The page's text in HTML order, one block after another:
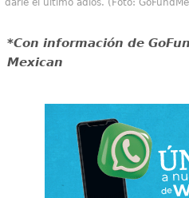
darle el último adiós. (Foto:
*Con información de
Mexican